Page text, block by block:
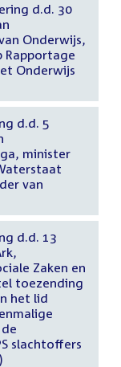
d.d. 30
Onderwijs,
Rapportage
Onderwijs
d.d. 5
minister
van
d.d. 13
Zaken en
toezending
het lid
slachtoffers